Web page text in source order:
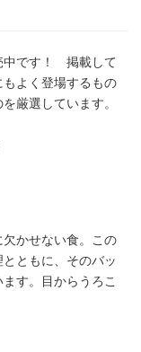
中です！ 掲載して
よく登場するもの
厳選しています。
かせない食。この
ともに、そのバッ
す。目からうろこ